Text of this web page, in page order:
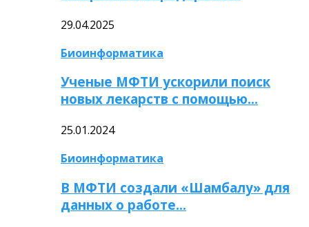
29.04.2025
Биоинформатика
Ученые МФТИ ускорили поиск
новых лекарств с помощью…
25.01.2024
Биоинформатика
В МФТИ создали «Шамбалу» для
данных о работе…